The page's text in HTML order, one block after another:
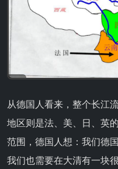
从德国人看来，整个长江
地区则是法、美、日、英
范围，德国人想：我们德
我们也需要在大清有一块